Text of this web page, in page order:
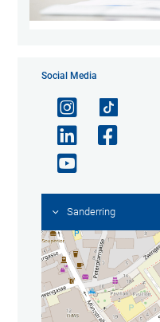
Social Media
Sanderring